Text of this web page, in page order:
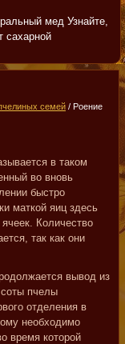
мед Узнайте,
сахарной
семей / Роение
в таком
во вновь
быстро
маткой яиц здесь
Количество
так как они
вывод из
пчелы
отделения в
необходимо
время которой